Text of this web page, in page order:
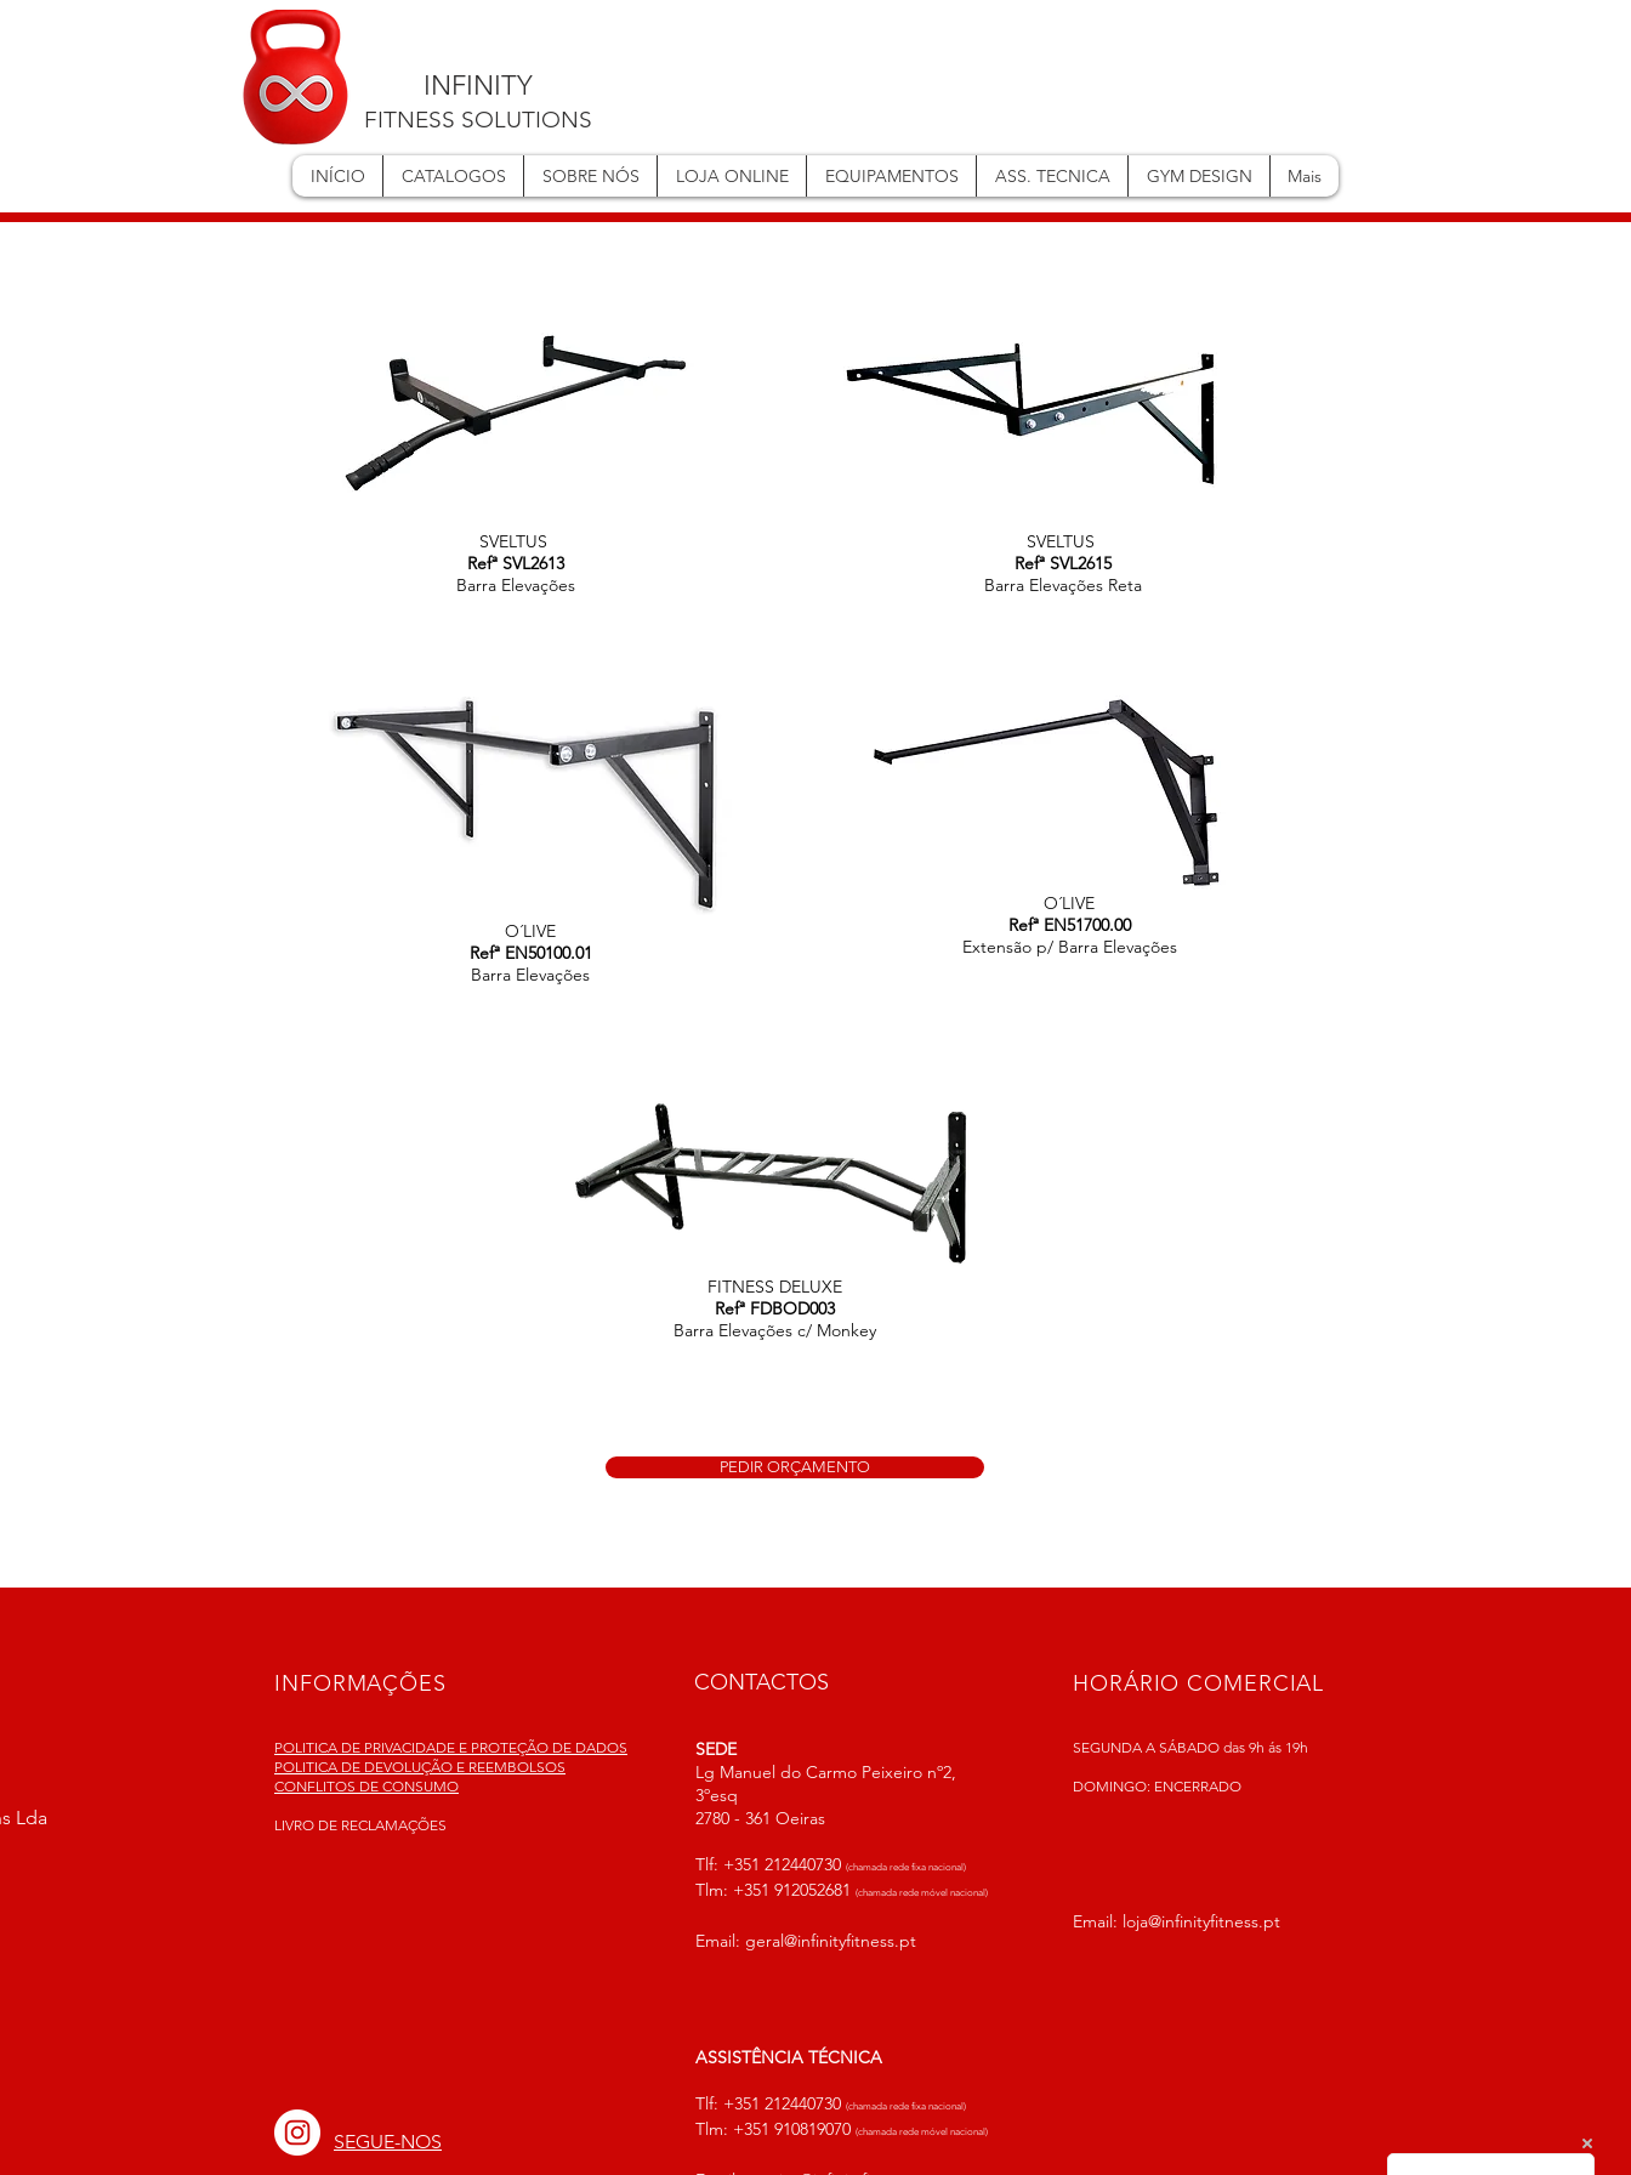
INFINITY
FITNESS SOLUTIONS
INÍCIO CATALOGOS SOBRE NÓS LOJA ONLINE EQUIPAMENTOS ASS. TECNICA GYM DESIGN Mais
SVELTUS
Refª SVL2613
Barra Elevações
O´LIVE
Refª EN50100.01
Barra Elevações
SVELTUS
Refª SVL2615
Barra Elevações Reta
O´LIVE
Refª EN51700.00
Extensão p/ Barra Elevações
FITNESS DELUXE
Refª FDBOD003
Barra Elevações c/ Monkey
PEDIR ORÇAMENTO
Lda
INFORMAÇÕES CONTACTOS
POLITICA DE PRIVACIDADE E PROTEÇÃO DE DADOS
POLITICA DE DEVOLUÇÃO E REEMBOLSOS
CONFLITOS DE CONSUMO
LIVRO DE RECLAMAÇÕES
SEGUE-NOS
SEDE
Lg Manuel do Carmo Peixeiro nº2,
3ºesq
2780 - 361 Oeiras
Tlf: +351 212440730 (chamada rede fixa nacional)
Tlm: +351 912052681 (chamada rede móvel nacional)
Email: geral@infinityfitness.pt
ASSISTÊNCIA TÉCNICA
Tlf: +351 212440730 (chamada rede fixa nacional)
Tlm: +351 910819070 (chamada rede móvel nacional)
HORÁRIO COMERCIAL
SEGUNDA A SÁBADO das 9h ás 19h
DOMINGO: ENCERRADO
Email: loja@infinityfitness.pt